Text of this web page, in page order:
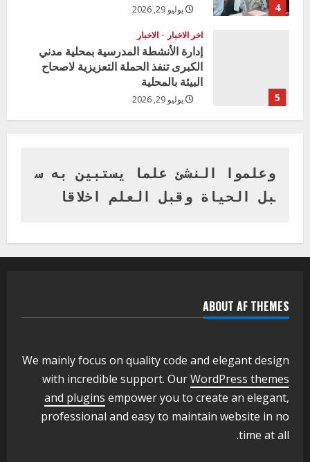
4 يوليو 29, 2026
5
اخر الاخبار الاخبار
إدارة الأنشطة المدرسية بمحلية مدني
الكبرى تنفذ الحملة التعزيزية لاصحاح
البيئة بالمحلية
يوليو 29, 2026
بنات بمحلية ود مدني الكبرى
أغسطس 3, 2026
يعلن تخفيض الرسوم الدراسية لهذا العام
بنسبة15%
3
وزير التربية والتعليم بالولاية يدشن ورشة
أغسطس 3, 2026
اخر الاخبار الاخبار
مدير إدارة الجودة و التطوير الإداري
بوزارة التربية تشارك الملتقي التنسيقي
وعلموا النشئ علما يستبين به س
بل الحياة وقبل العلم اخلاقا
ABOUT AF THEMES
We mainly focus on quality code and elegant design
with incredible support. OurWordPress themes
and plugins empower you to create an elegant,
professional and easy to maintain website in no
time at all.